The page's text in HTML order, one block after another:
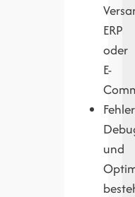
ERP
oder
E-
und